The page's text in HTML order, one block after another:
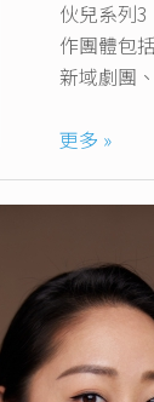
伙兒系列
作團體包
新域劇團
更多 »